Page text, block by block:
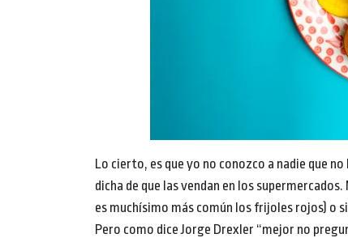
Lo cierto, es que yo no conozco a nadie que
dicha de que las vendan en los
es muchísimo más común los frijoles rojos) o
Pero como dice Jorge Drexler “mejor no